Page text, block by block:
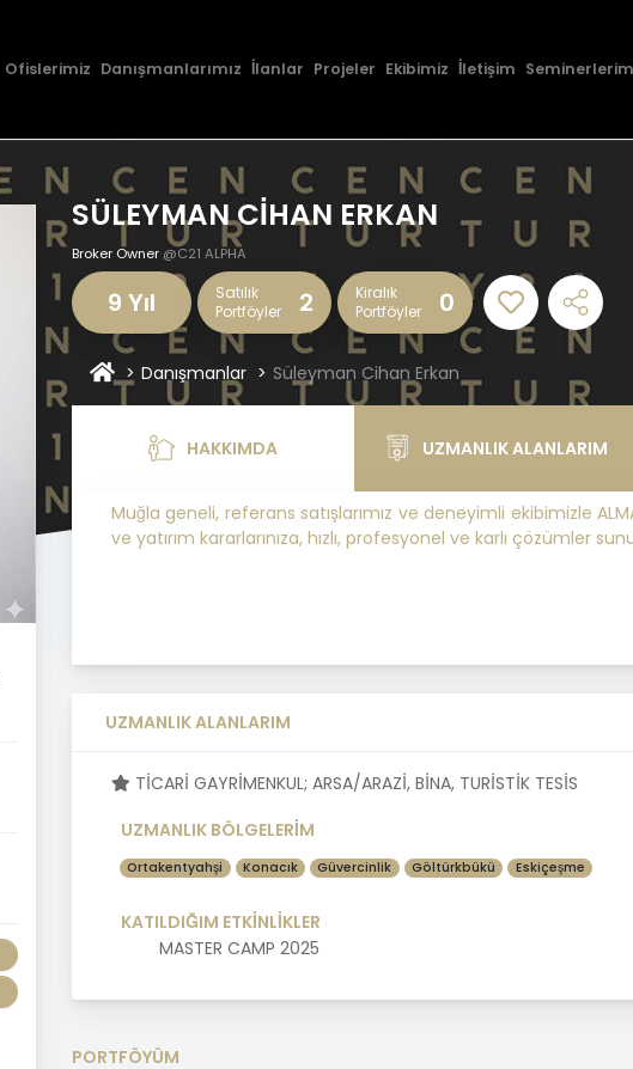
Ofislerimiz Danışmanlarımız İlanlar Projeler Ekibimiz İletişim
SÜLEYMAN CİHAN ERKAN
Broker Owner @C21 ALPHA
9 Yıl
Satılık
Portföyler
2
Kiralık
Portföyler
0
Danışmanlar Süleyman Cihan Erkan
HAKKIMDA UZMANLIK ALANLARIM
Muğla geneli, referans satışlarımız ve deneyimli ekibimizle
ve yatırım kararlarınıza, hızlı, profesyonel ve karlı çözümler
UZMANLIK ALANLARIM
TİCARİ GAYRİMENKUL; ARSA/ARAZİ, BİNA, TURİSTİK TESİS
UZMANLIK BÖLGELERİM
Ortakentyahşi Konacık Güvercinlik Göltürkbükü Eskiçeşme
KATILDIĞIM ETKİNLİKLER
MASTER CAMP 2025
PORTFÖYÜM